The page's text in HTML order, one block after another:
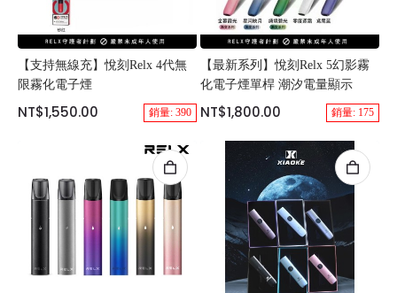
【支持無線充】悅刻Relx 4代無
限霧化電子煙
NT$1,550.00 銷量: 390
【最新系列】悅刻Relx 5幻影霧
化電子煙單桿 潮汐電量顯示
NT$1,800.00 銷量: 175